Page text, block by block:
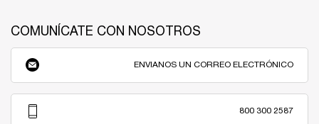
COMUNÍCATE CON NOSOTROS
ENVIANOS UN CORREO ELECTRÓNICO
800 300 2587